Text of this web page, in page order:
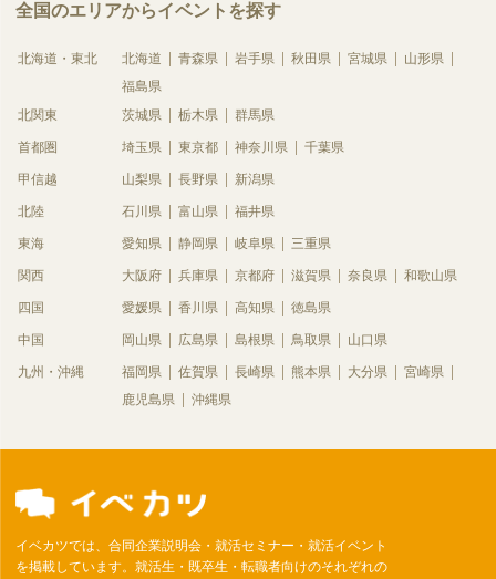
全国のエリアからイベントを探す
北海道・東北 北海道 青森県 岩手県 秋田県 宮城県
山形県
福島県
北関東
茨城県 栃木県 群馬県
首都圏 埼玉県 東京都 神奈川県 千葉県
甲信越 山梨県 長野県 新潟県
北陸 石川県 富山県 福井県
東海 愛知県 静岡県 岐阜県 三重県
関西 大阪府 兵庫県 京都府 滋賀県 奈良県 和歌山県
四国 愛媛県 香川県 高知県 徳島県
中国 岡山県 広島県 島根県 鳥取県 山口県
九州・沖縄 福岡県 佐賀県 長崎県 熊本県 大分県
宮崎県
鹿児島県
沖縄県
イベカツでは、合同企業説明会・就活セミナー・就活イベント
を掲載しています。就活生・既卒生・転職者向けのそれぞれの